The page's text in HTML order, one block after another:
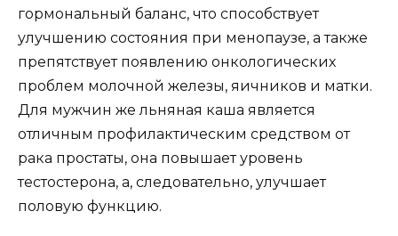
гормональный баланс, что способствует
улучшению состояния при менопаузе, а также
препятствует появлению онкологических
проблем молочной железы, яичников и матки.
Для мужчин же льняная каша является
отличным профилактическим средством от
рака простаты, она повышает уровень
тестостерона, а, следовательно, улучшает
половую функцию.